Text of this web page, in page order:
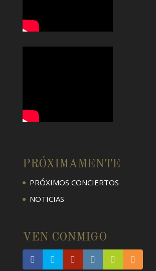
PRÓXIMAMENTE
PRÓXIMOS CONCIERTOS
NOTICIAS
VEN CONMIGO